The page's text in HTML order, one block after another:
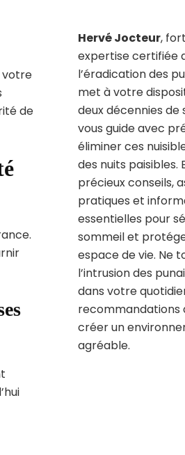
votre
de
Hervé Jocteur,
expertise certifiée
l’éradication des
met à votre
deux décennies de
vous guide avec
éliminer ces
des nuits paisibles.
précieux conseils,
pratiques et
essentielles pour
sommeil et
espace de vie. Ne
l’intrusion des
dans votre
recommandations
créer un
agréable.